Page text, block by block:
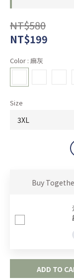
NT$580
NT$199
Color : 麻灰
Size
Buy
ADD TO